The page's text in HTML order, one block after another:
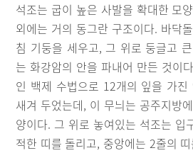
석조는 굽이 높은 사발을 확대한 모
외에는 거의 동그란 구조이다. 바닥
침 기둥을 세우고, 그 위로 둥글고
는 화강암의 안을 파내어 만든 것이
인 백제 수법으로 12개의 잎을 가진
새겨 두었는데, 이 무늬는 공주지방
양이다. 그 위로 놓여있는 석조는 입
적한 띠를 돌리고, 중앙에는 2줄의